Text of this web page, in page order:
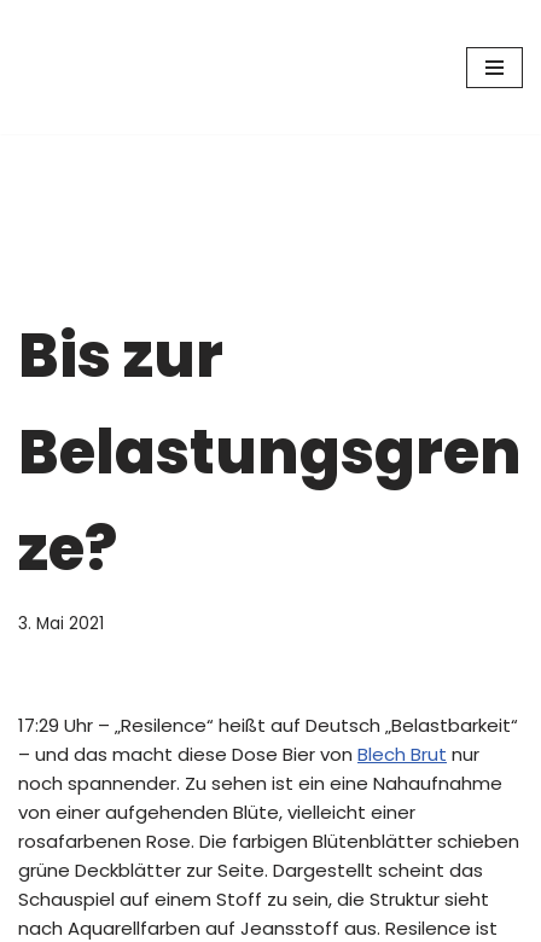
Bis zur
Belastungsgren
ze?
3. Mai 2021
17:29 Uhr – „Resilence“ heißt auf Deutsch „Belastbarkeit“
– und das macht diese Dose Bier von Blech Brut nur
noch spannender. Zu sehen ist ein eine Nahaufnahme
von einer aufgehenden Blüte, vielleicht einer
rosafarbenen Rose. Die farbigen Blütenblätter schieben
grüne Deckblätter zur Seite. Dargestellt scheint das
Schauspiel auf einem Stoff zu sein, die Struktur sieht
nach Aquarellfarben auf Jeansstoff aus. Resilence ist